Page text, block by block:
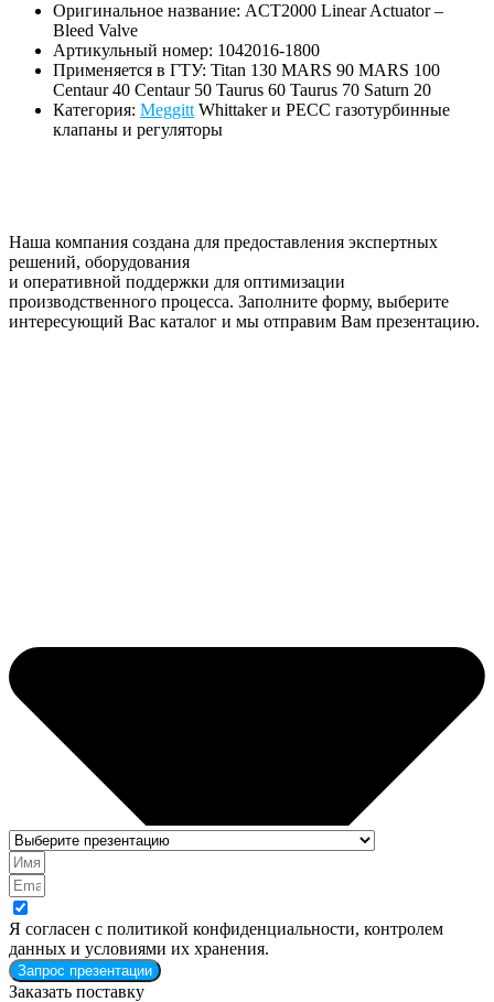
Оригинальное название: ACT2000 Linear Actuator –
Bleed Valve
Артикульный номер: 1042016-1800
Применяется в ГТУ: Titan 130 MARS 90 MARS 100
Centaur 40 Centaur 50 Taurus 60 Taurus 70 Saturn 20
Категория: Meggitt Whittaker и PECC газотурбинные
клапаны и регуляторы
Наша компания создана для предоставления экспертных
решений, оборудования
и оперативной поддержки для оптимизации
производственного процесса. Заполните форму, выберите
интересующий Вас каталог и мы отправим Вам презентацию.
Я согласен с политикой конфиденциальности, контролем
данных и условиями их хранения.
Запрос презентации
Заказать поставку